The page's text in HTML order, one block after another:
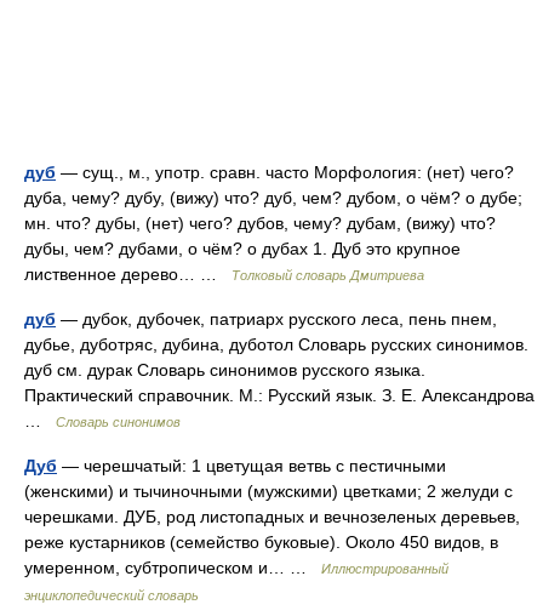
дуб — сущ., м., употр. сравн. часто Морфология: (нет) чего?
дуба, чему? дубу, (вижу) что? дуб, чем? дубом, о чём? о дубе;
мн. что? дубы, (нет) чего? дубов, чему? дубам, (вижу) что?
дубы, чем? дубами, о чём? о дубах 1. Дуб это крупное
лиственное дерево… …
Толковый словарь Дмитриева
дуб — дубок, дубочек, патриарх русского леса, пень пнем,
дубье, дуботряс, дубина, дуботол Словарь русских синонимов.
дуб см. дурак Словарь синонимов русского языка.
Практический справочник. М.: Русский язык. З. Е. Александрова
Словарь синонимов
Дуб — черешчатый: 1 цветущая ветвь с пестичными
(женскими) и тычиночными (мужскими) цветками; 2 желуди с
черешками. ДУБ, род листопадных и вечнозеленых деревьев,
реже кустарников (семейство буковые). Около 450 видов, в
умеренном, субтропическом и… …
Иллюстрированный
энциклопедический словарь